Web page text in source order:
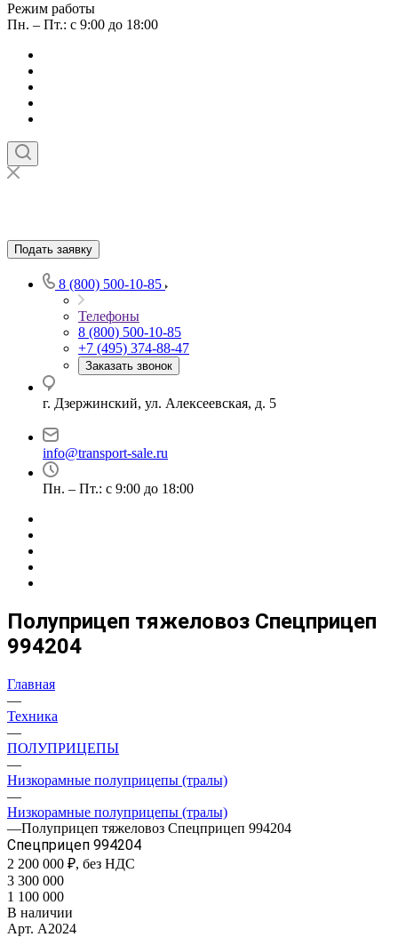
Режим работы
Пн. – Пт.: с 9:00 до 18:00
Подать заявку
8 (800) 500-10-85
Телефоны
8 (800) 500-10-85
+7 (495) 374-88-47
Заказать звонок
г. Дзержинский, ул. Алексеевская, д. 5
info@transport-sale.ru
Пн. – Пт.: с 9:00 до 18:00
Полуприцеп тяжеловоз Спецприцеп
994204
Главная
—
Техника
—
ПОЛУПРИЦЕПЫ
—
Низкорамные полуприцепы (тралы)
—
Низкорамные полуприцепы (тралы)
—Полуприцеп тяжеловоз Спецприцеп 994204
Спецприцеп 994204
2 200 000 ₽, без НДС
3 300 000
1 100 000
В наличии
Арт. A2024